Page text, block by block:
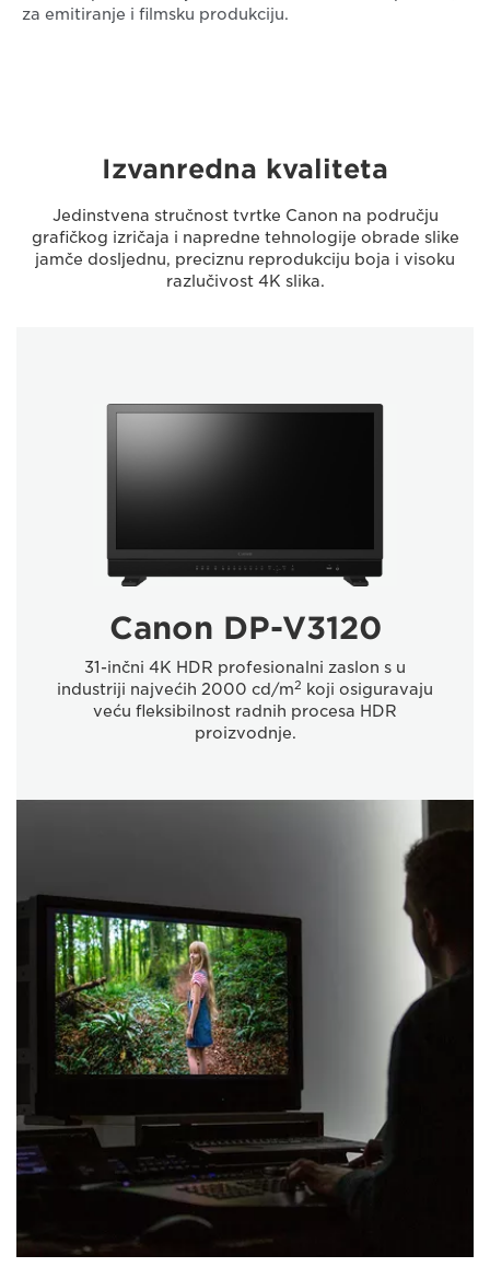
za emitiranje i filmsku produkciju.
Izvanredna kvaliteta
Jedinstvena stručnost tvrtke Canon na području
grafičkog izričaja i napredne tehnologije obrade slike
jamče dosljednu, preciznu reprodukciju boja i visoku
razlučivost 4K slika.
Canon DP-V3120
31-inčni 4K HDR profesionalni zaslon s u
industriji najvećih 2000 cd/m2 koji osiguravaju
veću fleksibilnost radnih procesa HDR
proizvodnje.